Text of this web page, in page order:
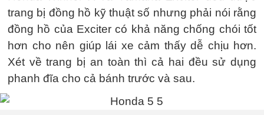
trang bị đồng hồ kỹ thuật số nhưng phải nói rằng
đồng hồ của Exciter có khả năng chống chói tốt
hơn cho nên giúp lái xe cảm thấy dễ chịu hơn.
Xét về trang bị an toàn thì cả hai đều sử dụng
phanh đĩa cho cả bánh trước và sau.